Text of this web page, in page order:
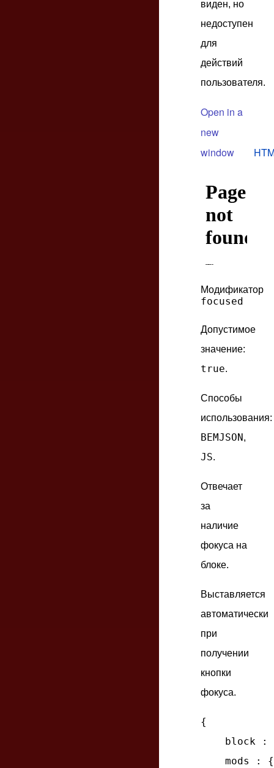
виден, но
недоступен
для
действий
пользователя.
Open in a
new
window
Модификатор
focused
Допустимое
значение:
true.
Способы
использования:
BEMJSON,
JS.
Отвечает
за
наличие
фокуса на
блоке.
Выставляется
автоматически
при
получении
кнопки
фокуса.
{
block :
mods
: